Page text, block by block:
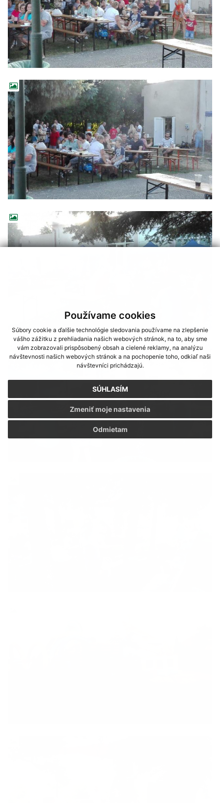
Používame cookies
Súbory cookie a ďalšie technológie sledovania používame na zlepšenie
vášho zážitku z prehliadania našich webových stránok, na to, aby sme
vám zobrazovali prispôsobený obsah a cielené reklamy, na analýzu
návštevnosti našich webových stránok a na pochopenie toho, odkiaľ naši
návštevníci prichádzajú.
SÚHLASÍM
Odmietam
Zmeniť moje nastavenia